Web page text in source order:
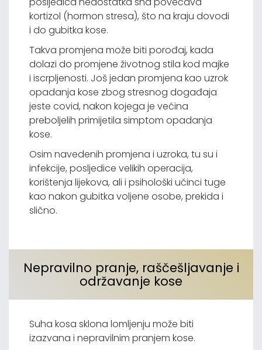
kortizol (hormon stresa), što na kraju dovodi
i do gubitka kose.
Takva promjena može biti porođaj, kada
dolazi do promjene životnog stila kod majke
i iscrpljenosti. Još jedan promjena kao uzrok
opadanja kose zbog stresnog događaja
jeste covid, nakon kojega je većina
preboljelih primijetila simptom opadanja
kose.
Osim navedenih promjena i uzroka, tu su i
infekcije, posljedice velikih operacija,
korištenja lijekova, ali i psihološki učinci tuge
kao nakon gubitka voljene osobe, prekida i
slično.
Nepravilno pranje, raščešljavanje i
održavanje kose
Suha kosa sklona lomljenju može biti
izazvana i nepravilnim pranjem kose.